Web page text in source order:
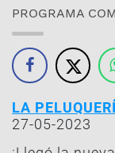
PROGRAMA
LA
27-05-2023